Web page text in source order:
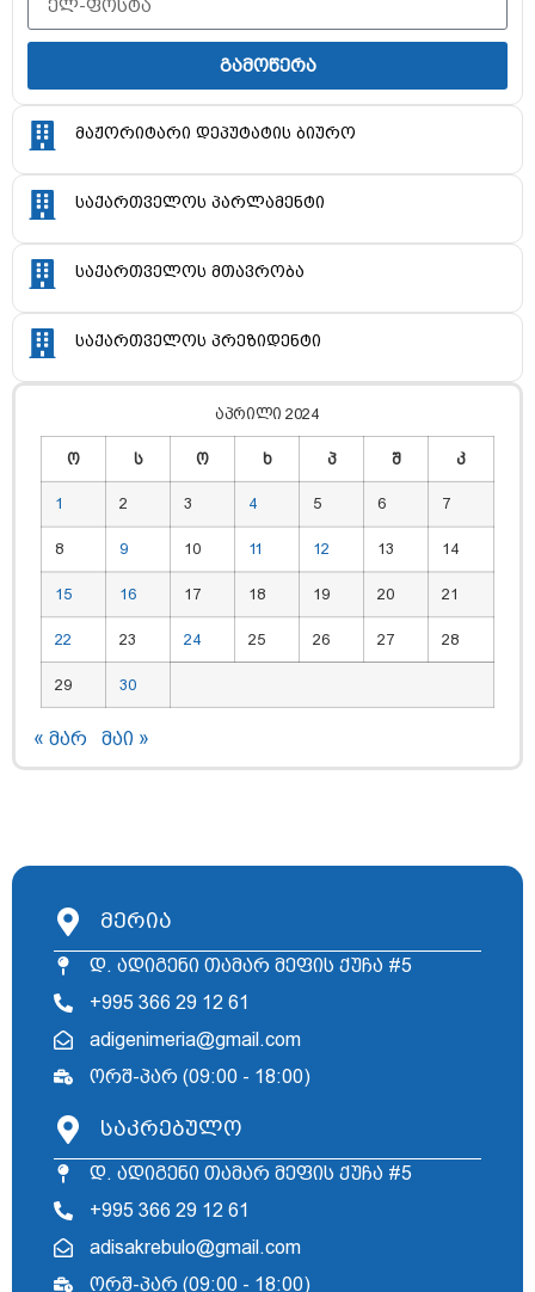
გამოწერა
მაჟორიტარი დეპუტატის ბიურო
საქართველოს პარლამენტი
საქართველოს მთავრობა
საქართველოს პრეზიდენტი
აპრილი 2024
ო ს ო ხ პ შ კ
1 2 3 4 5 6 7
8 9 10 11 12 13 14
15 16 17 18 19 20 21
22 23 24 25 26 27 28
29 30
« მარ მაი »
მერია
დ. ადიგენი თამარ მეფის ქუჩა #5
+995 366 29 12 61
adigenimeria@gmail.com
ორშ-პარ (09:00 - 18:00)
საკრებულო
დ. ადიგენი თამარ მეფის ქუჩა #5
+995 366 29 12 61
adisakrebulo@gmail.com
ორშ-პარ (09:00 - 18:00)